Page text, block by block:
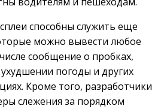
способны служить еще
можно вывести любое
сообщение о пробках,
погоды и других
Кроме того, разработчики
слежения за порядком